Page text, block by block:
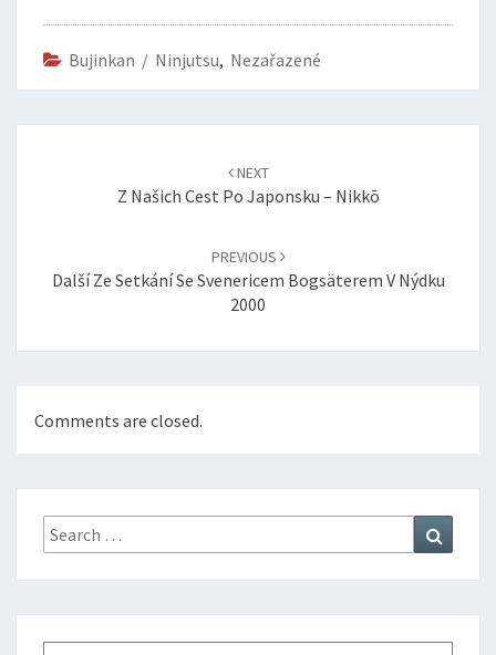
Bujinkan / Ninjutsu, Nezařazené
NEXT
Z Našich Cest Po Japonsku – Nikkō
PREVIOUS
Další Ze Setkání Se Svenericem Bogsäterem V Nýdku
2000
Comments are closed.
Search
for: